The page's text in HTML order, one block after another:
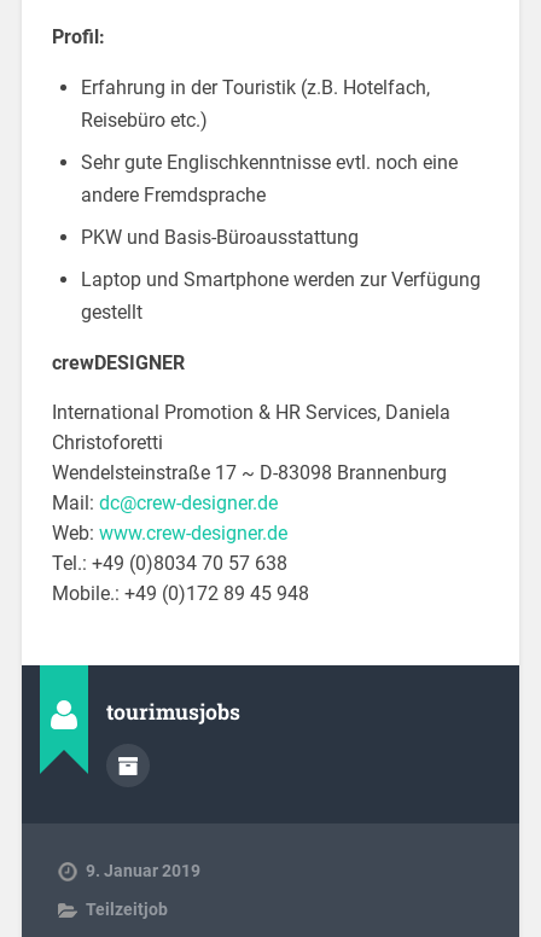
Profil:
Erfahrung in der Touristik (z.B. Hotelfach,
Reisebüro etc.)
Sehr gute Englischkenntnisse evtl. noch eine
andere Fremdsprache
PKW und Basis-Büroausstattung
Laptop und Smartphone werden zur Verfügung
gestellt
crewDESIGNER
International Promotion & HR Services, Daniela
Christoforetti
Wendelsteinstraße 17 ~ D-83098 Brannenburg
Mail: dc@crew-designer.de
Web: www.crew-designer.de
Tel.: +49 (0)8034 70 57 638
Mobile.: +49 (0)172 89 45 948
tourimusjobs
9. Januar 2019
Teilzeitjob